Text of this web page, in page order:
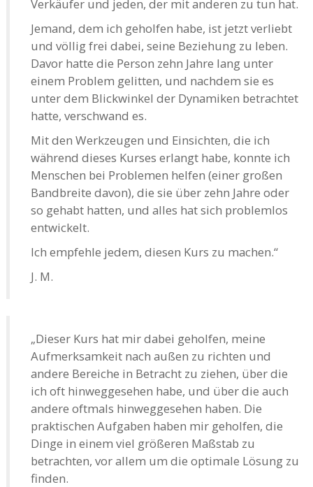
Verkäufer und jeden, der mit anderen zu tun hat.
Jemand, dem ich geholfen habe, ist jetzt verliebt
und völlig frei dabei, seine Beziehung zu leben.
Davor hatte die Person zehn Jahre lang unter
einem Problem gelitten, und nachdem sie es
unter dem Blickwinkel der Dynamiken betrachtet
hatte, verschwand es.
Mit den Werkzeugen und Einsichten, die ich
während dieses Kurses erlangt habe, konnte ich
Menschen bei Problemen helfen (einer großen
Bandbreite davon), die sie über zehn Jahre oder
so gehabt hatten, und alles hat sich problemlos
entwickelt.
Ich empfehle jedem, diesen Kurs zu machen.“
J. M.
„Dieser Kurs hat mir dabei geholfen, meine
Aufmerksamkeit nach außen zu richten und
andere Bereiche in Betracht zu ziehen, über die
ich oft hinweggesehen habe, und über die auch
andere oftmals hinweggesehen haben. Die
praktischen Aufgaben haben mir geholfen, die
Dinge in einem viel größeren Maßstab zu
betrachten, vor allem um die optimale Lösung zu
finden.